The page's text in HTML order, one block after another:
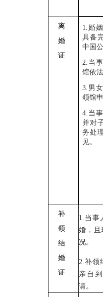
离
婚
证
1.婚
具备
中国公
2. 当
馆依
3.男
领馆
4.当
并对
务处
见。
补
领
结
婚
证
1. 当事
婚，且
况。
2.补领
亲自
请。